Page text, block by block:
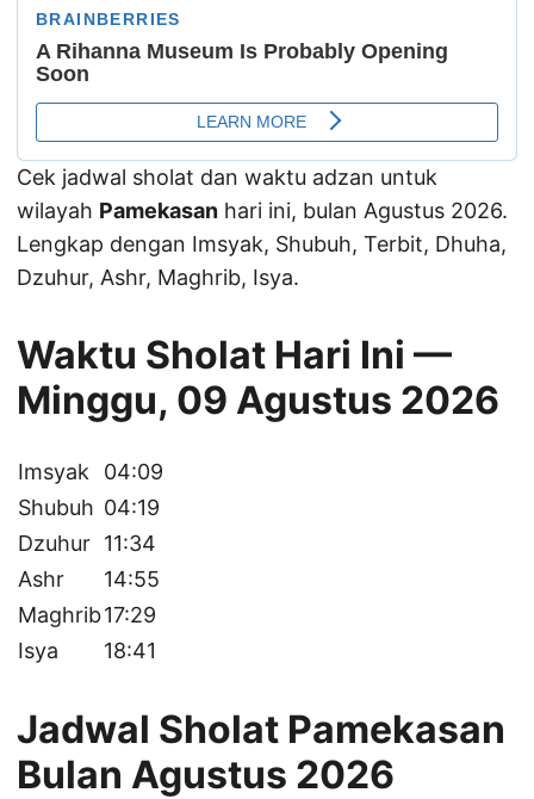
Cek jadwal sholat dan waktu adzan untuk
wilayah Pamekasan hari ini, bulan Agustus 2026.
Lengkap dengan Imsyak, Shubuh, Terbit, Dhuha,
Dzuhur, Ashr, Maghrib, Isya.
Waktu Sholat Hari Ini —
Minggu, 09 Agustus 2026
Imsyak
04:09
Shubuh 04:19
Dzuhur 11:34
Ashr
14:55
Maghrib17:29
Isya
18:41
Jadwal Sholat Pamekasan
Bulan Agustus 2026